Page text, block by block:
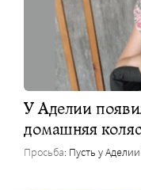
У Аделии
домашняя
Просьба: Пусть у